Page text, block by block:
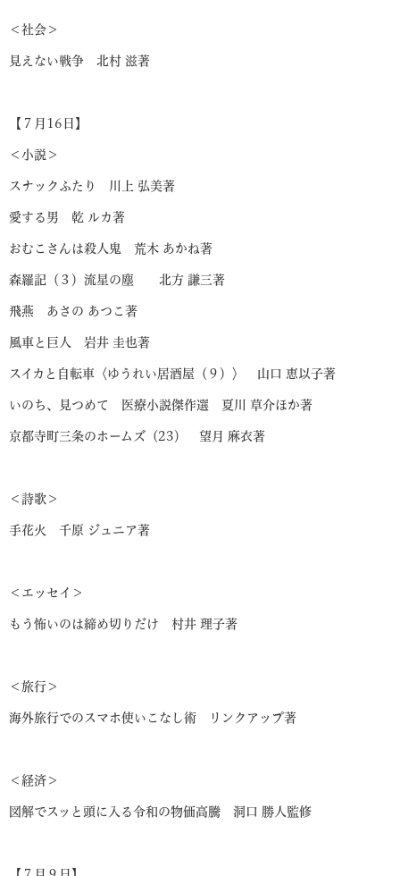
＜社会＞
見えない戦争 北村 滋著
【７月16日】
＜小説＞
スナックふたり 川上 弘美著
愛する男 乾 ルカ著
おむこさんは殺人鬼 荒木 あかね著
森羅記（３）流星の塵 北方 謙三著
飛燕 あさの あつこ著
風車と巨人 岩井 圭也著
スイカと自転車〈ゆうれい居酒屋（９）〉 山口 恵以子著
いのち、見つめて 医療小説傑作選 夏川 草介ほか著
京都寺町三条のホームズ（23） 望月 麻衣著
＜詩歌＞
手花火 千原 ジュニア著
＜エッセイ＞
もう怖いのは締め切りだけ 村井 理子著
＜旅行＞
海外旅行でのスマホ使いこなし術 リンクアップ著
＜経済＞
図解でスッと頭に入る令和の物価高騰 洞口 勝人監修